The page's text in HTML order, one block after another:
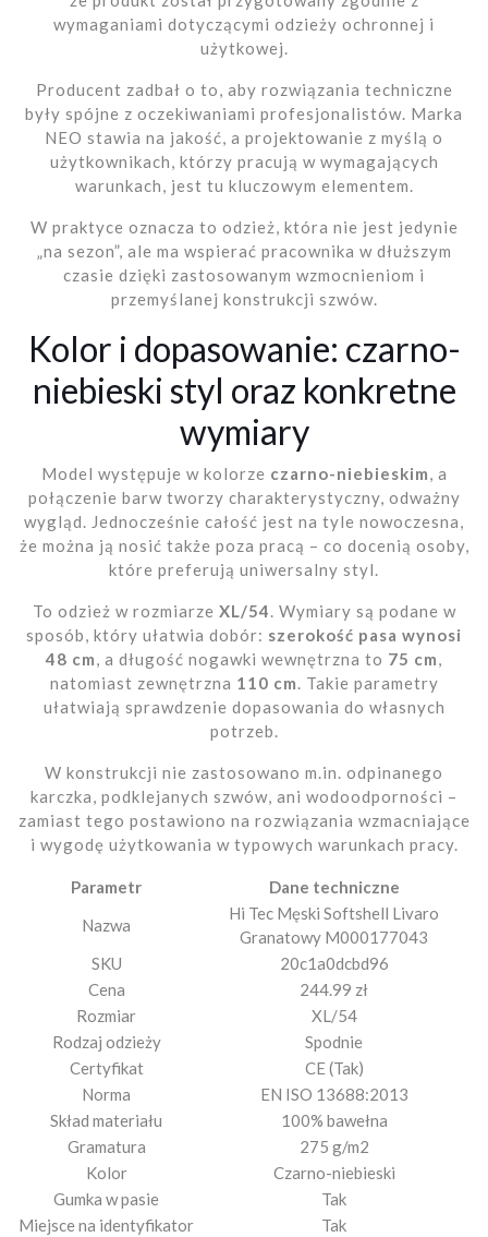
wymaganiami dotyczącymi odzieży ochronnej i
użytkowej.
Producent zadbał o to, aby rozwiązania techniczne
były spójne z oczekiwaniami profesjonalistów. Marka
NEO stawia na jakość, a projektowanie z myślą o
użytkownikach, którzy pracują w wymagających
warunkach, jest tu kluczowym elementem.
W praktyce oznacza to odzież, która nie jest jedynie
„na sezon”, ale ma wspierać pracownika w dłuższym
czasie dzięki zastosowanym wzmocnieniom i
przemyślanej konstrukcji szwów.
Kolor i dopasowanie: czarno-
niebieski styl oraz konkretne
wymiary
Model występuje w kolorze czarno-niebieskim, a
połączenie barw tworzy charakterystyczny, odważny
wygląd. Jednocześnie całość jest na tyle nowoczesna,
że można ją nosić także poza pracą – co docenią osoby,
które preferują uniwersalny styl.
To odzież w rozmiarze XL/54. Wymiary są podane w
sposób, który ułatwia dobór: szerokość pasa wynosi
48 cm, a długość nogawki wewnętrzna to 75 cm,
natomiast zewnętrzna 110 cm. Takie parametry
ułatwiają sprawdzenie dopasowania do własnych
potrzeb.
W konstrukcji nie zastosowano m.in. odpinanego
karczka, podklejanych szwów, ani wodoodporności –
zamiast tego postawiono na rozwiązania wzmacniające
i wygodę użytkowania w typowych warunkach pracy.
Parametr
Dane techniczne
Nazwa
Hi Tec Męski Softshell Livaro
Granatowy M000177043
SKU
20c1a0dcbd96
Cena
244.99 zł
Rozmiar
XL/54
Rodzaj odzieży
Spodnie
Certyfikat
CE (Tak)
Norma
EN ISO 13688:2013
Skład materiału
100% bawełna
Gramatura
275 g/m2
Kolor
Czarno-niebieski
Gumka w pasie
Tak
Miejsce na identyfikator
Tak